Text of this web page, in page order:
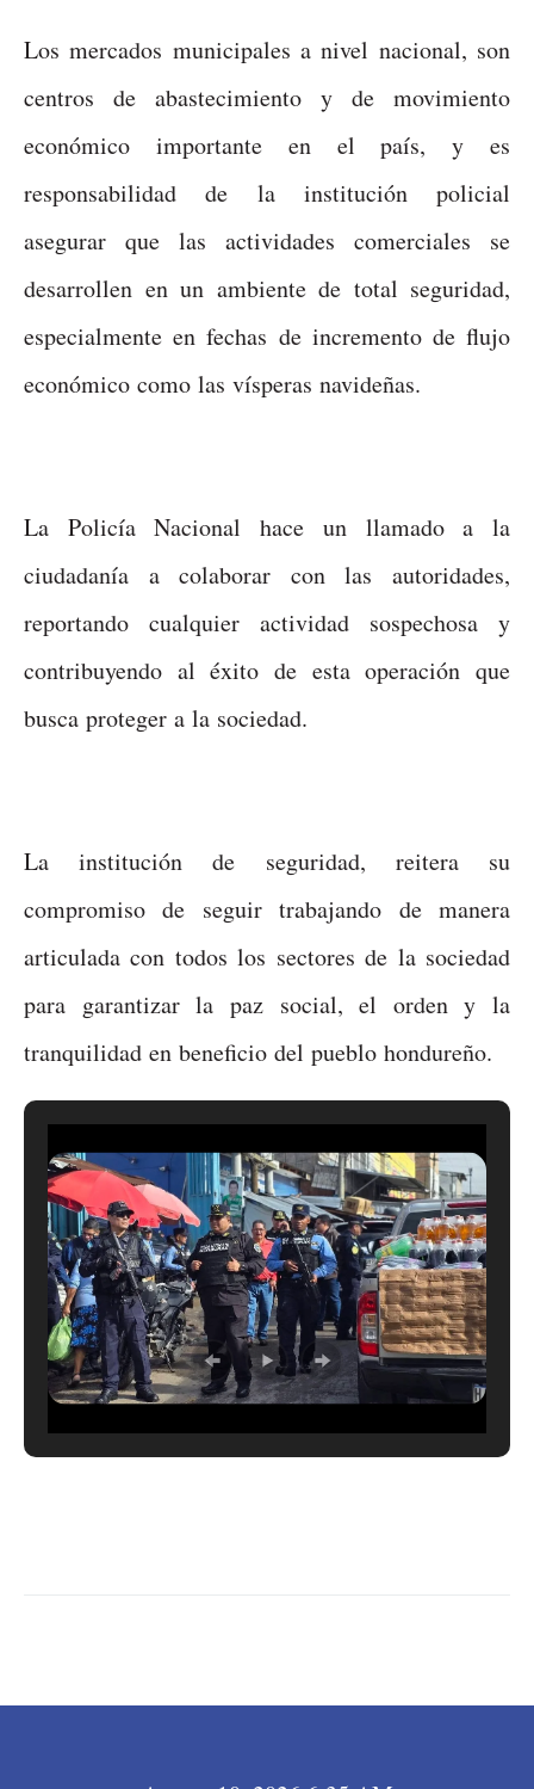
Los mercados municipales a nivel nacional, son
centros de abastecimiento y de movimiento
económico importante en el país, y es
responsabilidad de la institución policial
asegurar que las actividades comerciales se
desarrollen en un ambiente de total seguridad,
especialmente en fechas de incremento de flujo
económico como las vísperas navideñas.
La Policía Nacional hace un llamado a la
ciudadanía a colaborar con las autoridades,
reportando cualquier actividad sospechosa y
contribuyendo al éxito de esta operación que
busca proteger a la sociedad.
La institución de seguridad, reitera su
compromiso de seguir trabajando de manera
articulada con todos los sectores de la sociedad
para garantizar la paz social, el orden y la
tranquilidad en beneficio del pueblo hondureño.